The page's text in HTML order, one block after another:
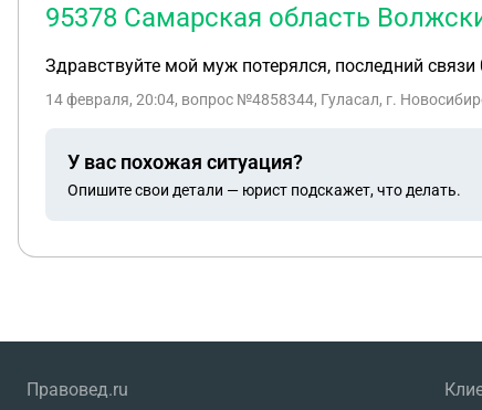
95378 Самарская область
Здравствуйте мой муж потерялся, последний
14 февраля, 20:04, вопрос №4858344, Гуласал, г.
У вас похожая ситуация?
Опишите свои детали — юрист подскажет, что делать.
Правовед.ru